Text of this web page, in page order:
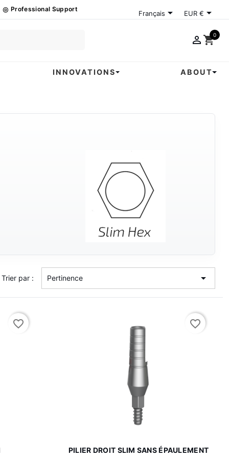
◎ Professional Support
Français EUR €
 shopping_cart0
INNOVATIONS ABOUT
Trier par : Pertinence 
favorite_border
 Aperçu rapide
PILIER DROIT SLIM SANS ÉPAULEMENT
favorite_border